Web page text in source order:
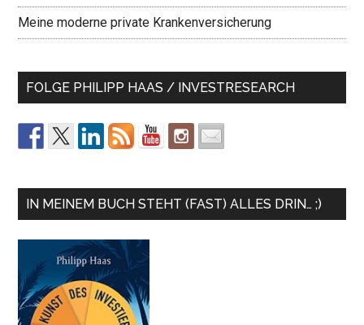
Meine moderne private Krankenversicherung
FOLGE PHILIPP HAAS / INVESTRESEARCH
IN MEINEM BUCH STEHT (FAST) ALLES DRIN… ;)